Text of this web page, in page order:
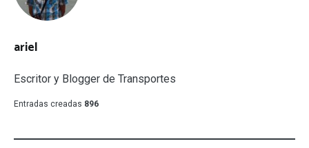
ariel
Escritor y Blogger de Transportes
Entradas creadas 896